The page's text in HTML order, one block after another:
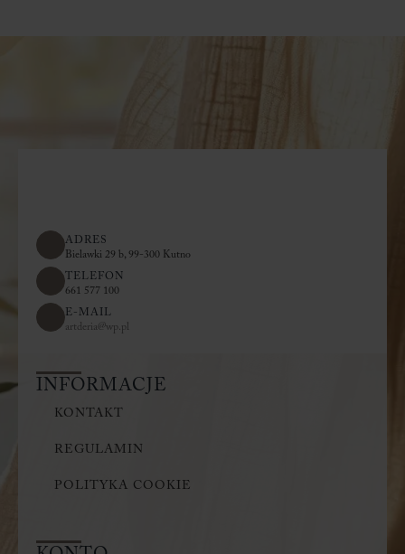
ADRES
Bielawki 29 b, 99-300 Kutno
TELEFON
661 577 100
E-MAIL
artderia@wp.pl
INFORMACJE
KONTAKT
REGULAMIN
POLITYKA COOKIE